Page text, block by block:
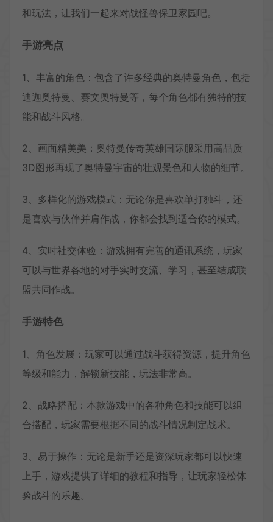
和玩法，让我们一起来对战怪兽保卫家园吧。
手游亮点
1、丰富的角色：包含了许多经典的奥特曼角色，包括
迪迦奥特曼、赛文奥特曼等，每个角色都有独特的技
能和战斗风格。
2、画面精美美：奥特曼传奇英雄国际服采用高品质
3D图形再现了奥特曼宇宙的壮观景色和人物的细节。
3、多样化的游戏模式：无论你是喜欢单打独斗，还
是喜欢与伙伴并肩作战，你都会找到适合你的模式。
4、实时社交体验：游戏拥有完善的通讯系统，玩家
可以与世界各地的对手实时交流、学习，甚至结成联
盟共同作战。
手游特色
1、角色发展：玩家可以通过战斗获得资源，提升角色
等级和能力，解锁新技能，玩法非常高。
2、战略搭配：本款游戏中的各种角色和技能可以组
合搭配，玩家需要根据不同的战斗情况制定战术。
3、易于操作：无论是新手还是资深玩家都可以快速
上手，游戏提供了详细的教程和指导，让玩家轻松体
验战斗的乐趣。